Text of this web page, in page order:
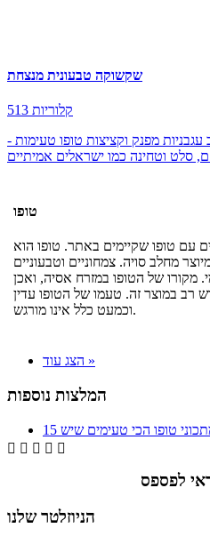
שקשוקה טבעונית מנצחת
513 קלוריות
מפנק וקציצות טופו טעימות -
סלט וטחינה כמו ישראלים אמיתיים
טופו
עם טופו שקיימים באתר. טופו הוא
מחלב סויה. צמחוניים וטבעוניים
מקורו של הטופו במזרח אסיה, ואכן
רב במוצר זה. טעמו של הטופו עדין
וכמעט כלל אינו מורגש.
הצג עוד »
המלצות נוספות
מתכוני טופו הכי טעימים שיש
    
הניוזלטר שלנו